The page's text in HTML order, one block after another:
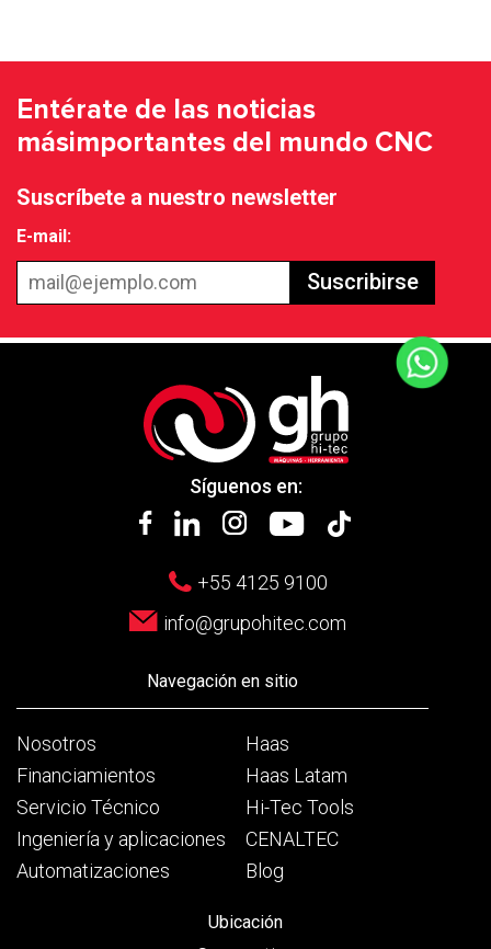
Entérate de las noticias
másimportantes del mundo CNC
Suscríbete a nuestro newsletter
E-mail:
Suscribirse
Síguenos en:
+55 4125 9100
info@grupohitec.com
Navegación en sitio
Nosotros
Financiamientos
Servicio Técnico
Ingeniería y aplicaciones
Automatizaciones
Haas
Haas Latam
Hi-Tec Tools
CENALTEC
Blog
Ubicación